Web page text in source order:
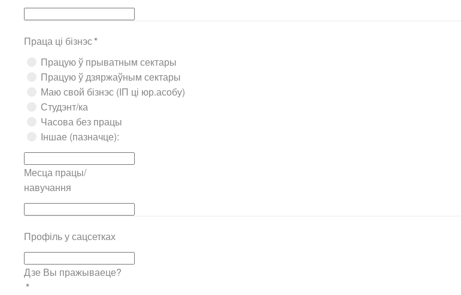
Праца ці бізнэс*
Працую ў прыватным сектары
Працую ў дзяржаўным сектары
Маю свой бізнэс (ІП ці юр.асобу)
Студэнт/ка
Часова без працы
Іншае (пазначце):
Месца працы/
навучання
Профіль у сацсетках
Дзе Вы пражываеце?
*